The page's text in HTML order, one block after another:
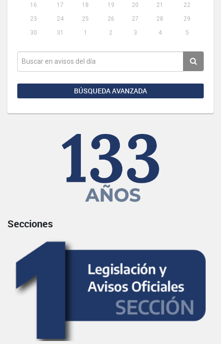
16
17 18 19 20 21
22
23
24 25 26 27 28
29
30
31 1 2 3 4 5
BÚSQUEDA AVANZADA
Secciones